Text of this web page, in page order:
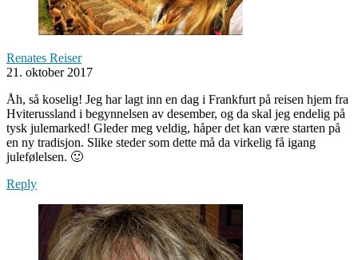
Renates Reiser
21. oktober 2017
Åh, så koselig! Jeg har lagt inn en dag i Frankfurt på reisen hjem fra
Hviterussland i begynnelsen av desember, og da skal jeg endelig på
tysk julemarked! Gleder meg veldig, håper det kan være starten på
en ny tradisjon. Slike steder som dette må da virkelig få igang
julefølelsen. 🙂
Reply